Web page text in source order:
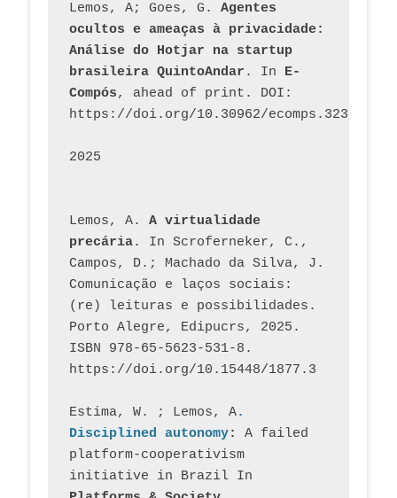
Lemos, A; Goes, G. Agentes
ocultos e ameaças à privacidade:
Análise do Hotjar na startup
brasileira QuintoAndar . In E-
Compós, ahead of print. DOI:
https://doi.org/10.30962/ecomps.3231
2025
Lemos, A. A virtualidade
precária. In Scroferneker, C.,
Campos, D.; Machado da Silva, J.
Comunicação e laços sociais:
(re) leituras e possibilidades.
Porto Alegre, Edipucrs, 2025.
ISBN 978-65-5623-531-8.
https://doi.org/10.15448/1877.3
Estima, W. ; Lemos, A.
Disciplined autonomy: A failed
platform-cooperativism
initiative in Brazil In